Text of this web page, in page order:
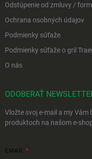
Odstúpenie od zmluvy /
Ochrana osobných údajov
Podmienky súťaže
Podmienky súťaže o gril
O nás
ODOBERAŤ
Vložte svoj e-mail a my
produktoch na našom e-
EMAIL